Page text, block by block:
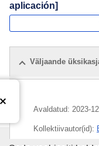
aplicación]
Väljaande
Avaldatud: 2023-
Kollektiivautor(id):